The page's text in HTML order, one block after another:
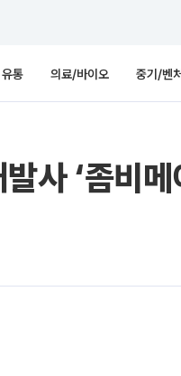
유통 의료/바이오 중기/벤처
사 ‘좀비